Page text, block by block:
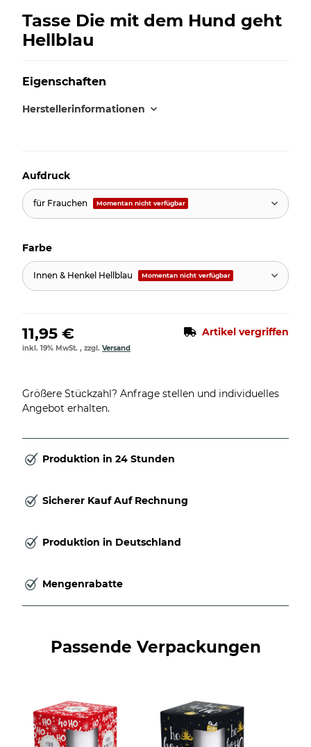
Tasse Die mit dem Hund geht
Hellblau
Eigenschaften
Herstellerinformationen
Aufdruck
für Frauchen Momentan nicht verfügbar
Farbe
Innen & Henkel Hellblau Momentan nicht verfügbar
11,95 € Artikel vergriffen
inkl. 19% MwSt. , zzgl. Versand
Größere Stückzahl? Anfrage stellen und individuelles
Angebot erhalten.
Produktion in 24 Stunden
Sicherer Kauf Auf Rechnung
Produktion in Deutschland
Mengenrabatte
Passende Verpackungen